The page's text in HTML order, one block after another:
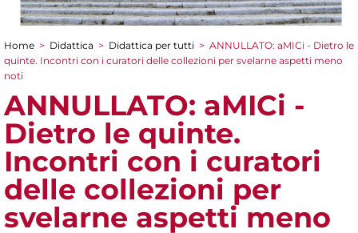
Tu sei qui
Home > Didattica > Didattica per tutti > ANNULLATO: aMICi - Dietro le
quinte. Incontri con i curatori delle collezioni per svelarne aspetti meno
noti
ANNULLATO: aMICi -
Dietro le quinte.
Incontri con i curatori
delle collezioni per
svelarne aspetti meno